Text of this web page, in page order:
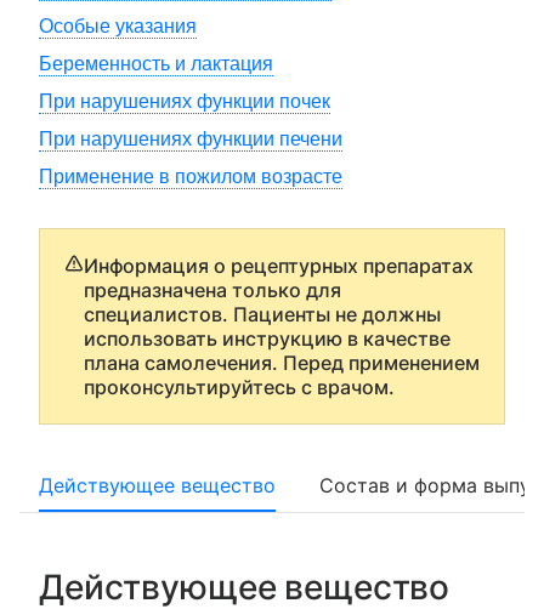
Особые указания
Беременность и лактация
При нарушениях функции почек
При нарушениях функции печени
Применение в пожилом возрасте
Информация о рецептурных препаратах
предназначена только для
специалистов. Пациенты не должны
использовать инструкцию в качестве
плана самолечения. Перед применением
проконсультируйтесь с врачом.
Действующее вещество Состав и форма
Действующее вещество